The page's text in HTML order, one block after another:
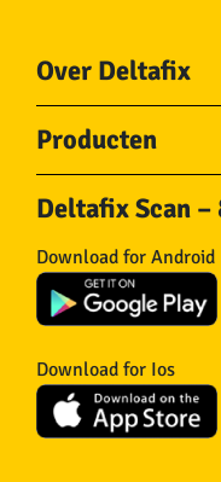
Over Deltafix
Voor gemeentes
Over Deltafix
Producten
Schroeven
Bouten
Draadnagels
Pluggen
Beslag
Haken
IJzerwaren
Wielen
Deltafix Scan –
Download for Android
Download for Ios